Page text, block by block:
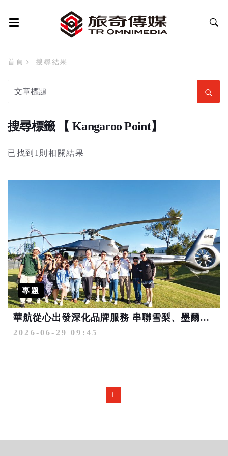
首頁 搜尋結果
搜尋標籤 【 Kangaroo Point】
已找到1則相關結果
專題
華航從心出發深化品牌服務 串聯雪梨、墨爾本、布里斯本3大澳洲航點優勢 掌握大洋洲市場上揚趨勢搶占商機
2026-06-29 09:45
1